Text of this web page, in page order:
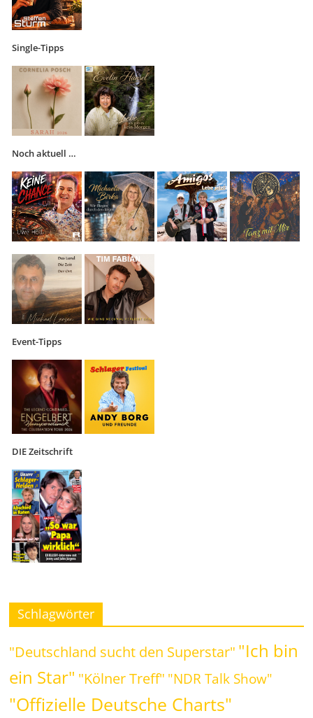
Single-Tipps
Noch aktuell …
Event-Tipps
DIE Zeitschrift
Schlagwörter
"Deutschland sucht den Superstar" "Ich bin
ein Star" "Kölner Treff" "NDR Talk Show"
"Offizielle Deutsche Charts"